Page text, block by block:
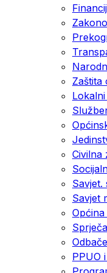
Zaštita
Civilna
Savjet.
Savjet
PPUO